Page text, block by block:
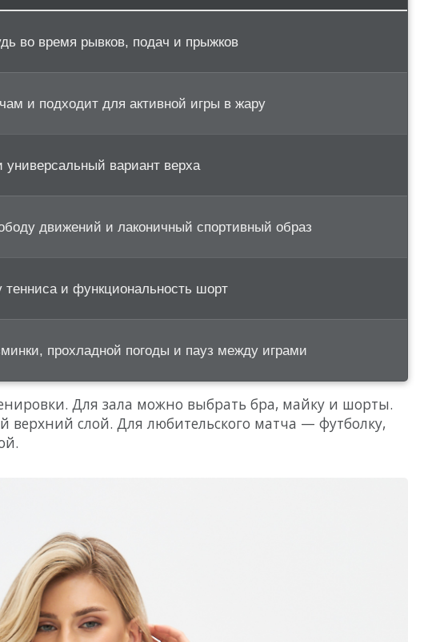
во время рывков, подач и прыжков
и подходит для активной игры в жару
универсальный вариант верха
движений и лаконичный спортивный образ
тенниса и функциональность шорт
прохладной погоды и пауз между играми
Для зала можно выбрать бра, майку и шорты.
слой. Для любительского матча — футболку,